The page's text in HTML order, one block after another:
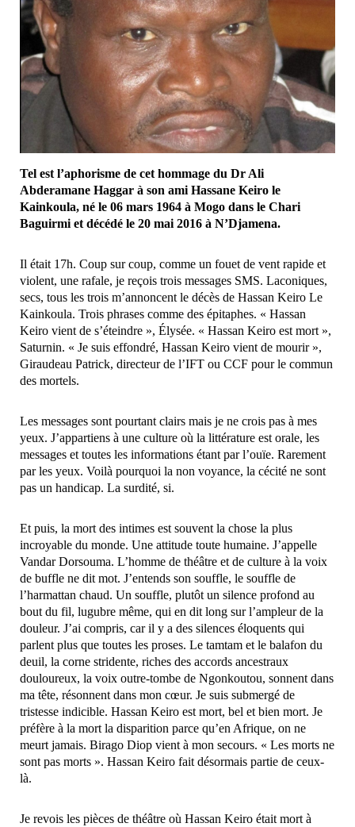
Tel est l’aphorisme de cet hommage du Dr Ali
Abderamane Haggar à son ami Hassane Keiro le
Kainkoula, né le 06 mars 1964 à Mogo dans le Chari
Baguirmi et décédé le 20 mai 2016 à N’Djamena.
Il était 17h. Coup sur coup, comme un fouet de vent rapide et
violent, une rafale, je reçois trois messages SMS. Laconiques,
secs, tous les trois m’annoncent le décès de Hassan Keiro Le
Kainkoula. Trois phrases comme des épitaphes. « Hassan
Keiro vient de s’éteindre », Élysée. « Hassan Keiro est mort »,
Saturnin. « Je suis effondré, Hassan Keiro vient de mourir »,
Giraudeau Patrick, directeur de l’IFT ou CCF pour le commun
des mortels.
Les messages sont pourtant clairs mais je ne crois pas à mes
yeux. J’appartiens à une culture où la littérature est orale, les
messages et toutes les informations étant par l’ouïe. Rarement
par les yeux. Voilà pourquoi la non voyance, la cécité ne sont
pas un handicap. La surdité, si.
Et puis, la mort des intimes est souvent la chose la plus
incroyable du monde. Une attitude toute humaine. J’appelle
Vandar Dorsouma. L’homme de théâtre et de culture à la voix
de buffle ne dit mot. J’entends son souffle, le souffle de
l’harmattan chaud. Un souffle, plutôt un silence profond au
bout du fil, lugubre même, qui en dit long sur l’ampleur de la
douleur. J’ai compris, car il y a des silences éloquents qui
parlent plus que toutes les proses. Le tamtam et le balafon du
deuil, la corne stridente, riches des accords ancestraux
douloureux, la voix outre-tombe de Ngonkoutou, sonnent dans
ma tête, résonnent dans mon cœur. Je suis submergé de
tristesse indicible. Hassan Keiro est mort, bel et bien mort. Je
préfère à la mort la disparition parce qu’en Afrique, on ne
meurt jamais. Birago Diop vient à mon secours. « Les morts ne
sont pas morts ». Hassan Keiro fait désormais partie de ceux-
là.
Je revois les pièces de théâtre où Hassan Keiro était mort à